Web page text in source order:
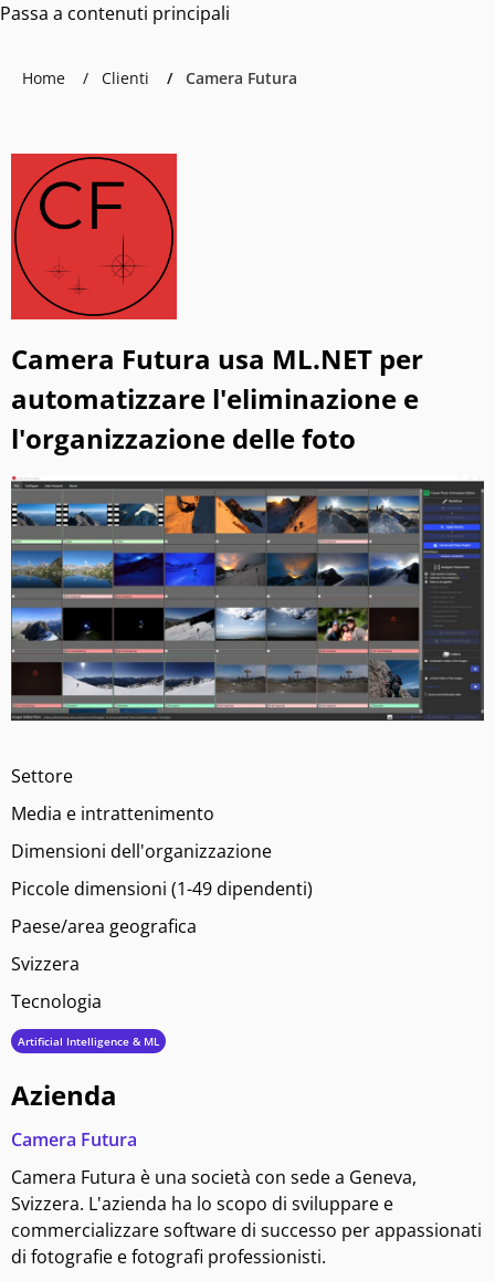
Passa a contenuti principali
Home Clienti Camera Futura
Camera Futura usa ML.NET per
automatizzare l'eliminazione e
l'organizzazione delle foto
Settore
Media e intrattenimento
Dimensioni dell'organizzazione
Piccole dimensioni (1-49 dipendenti)
Paese/area geografica
Svizzera
Tecnologia
Artificial Intelligence & ML
Azienda
Camera Futura
Camera Futura è una società con sede a Geneva,
Svizzera. L'azienda ha lo scopo di sviluppare e
commercializzare software di successo per appassionati
di fotografie e fotografi professionisti.